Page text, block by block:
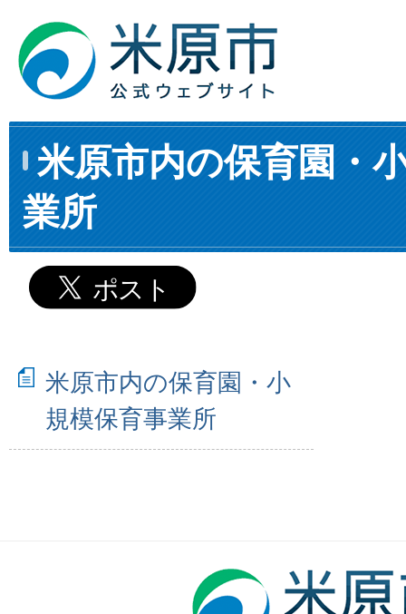
米原市内の保育園・
業所
米原市内の保育園・小
規模保育事業所